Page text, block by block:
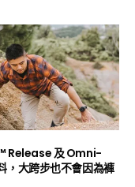
Release 及 Omni-
大跨步也不會因為褲